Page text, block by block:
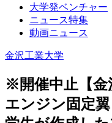
大学発ベンチャー
ニュース特集
動画ニュース
金沢工業大学
※開催中止【金
エンジン固定翼